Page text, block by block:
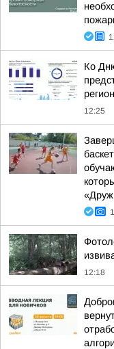
Ко
12:25
12:18